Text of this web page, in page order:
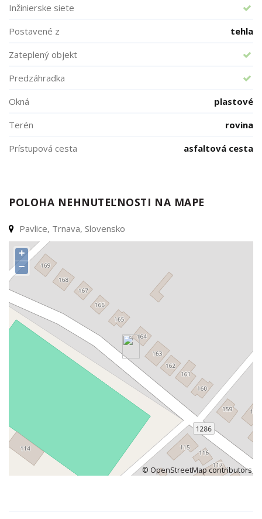
Inžinierske siete
Postavené z
tehla
Zateplený objekt
Predzáhradka
Okná
plastové
Terén
rovina
Prístupová cesta
asfaltová cesta
POLOHA NEHNUTEĽNOSTI NA MAPE
Pavlice, Trnava, Slovensko
+
−
© OpenStreetMapcontributors